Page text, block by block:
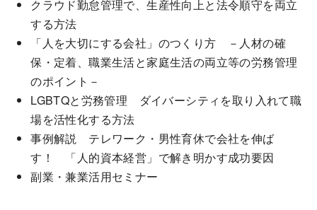
クラウド勤怠管理で、生産性向上と法令順守を両立
する方法
「人を大切にする会社」のつくり方 －人材の確
保・定着、職業生活と家庭生活の両立等の労務管理
のポイント－
LGBTQと労務管理 ダイバーシティを取り入れて職
場を活性化する方法
事例解説 テレワーク・男性育休で会社を伸ば
す！ 「人的資本経営」で解き明かす成功要因
副業・兼業活用セミナー